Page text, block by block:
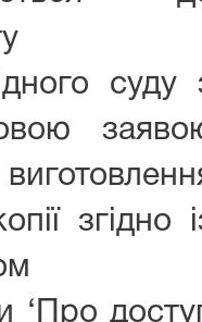
суду
згідно
‘Про